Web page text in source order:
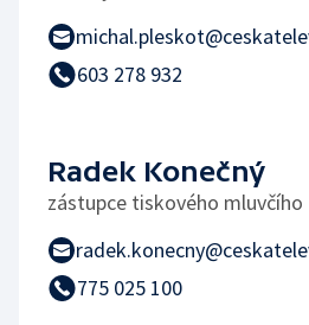
603 278 932
Radek Konečný
zástupce tiskového mluvčího
775 025 100